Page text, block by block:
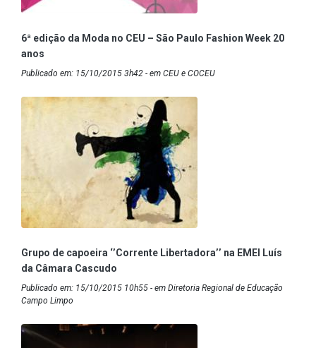
6ª edição da Moda no CEU – São Paulo Fashion Week 20
anos
Publicado em: 15/10/2015 3h42 - em CEU e COCEU
Grupo de capoeira ‘’Corrente Libertadora’’ na EMEI Luís
da Câmara Cascudo
Publicado em: 15/10/2015 10h55 - em Diretoria Regional de Educação
Campo Limpo